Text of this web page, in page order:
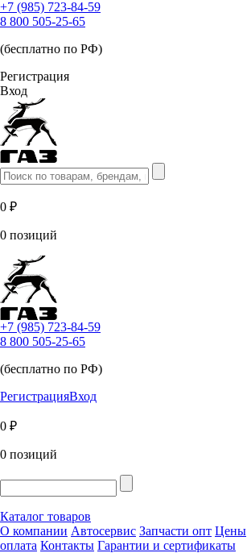
+7 (985) 723-84-59
8 800 505-25-65
(бесплатно по РФ)
Регистрация
Вход
0 ₽
0 позиций
+7 (985) 723-84-59
8 800 505-25-65
(бесплатно по РФ)
РегистрацияВход
0 ₽
0 позиций
Каталог товаров
О компании Автосервис Запчасти опт Цены
оплата Контакты Гарантии и сертификаты